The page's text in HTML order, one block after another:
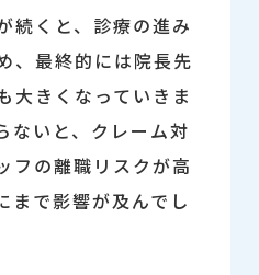
続くと、診療の進み
、最終的には院長先
大きくなっていきま
ないと、クレーム対
フの離職リスクが高
まで影響が及んでし